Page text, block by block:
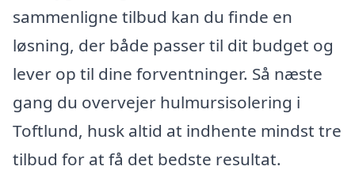
sammenligne tilbud kan du finde en
løsning, der både passer til dit budget og
lever op til dine forventninger. Så næste
gang du overvejer hulmursisolering i
Toftlund, husk altid at indhente mindst tre
tilbud for at få det bedste resultat.